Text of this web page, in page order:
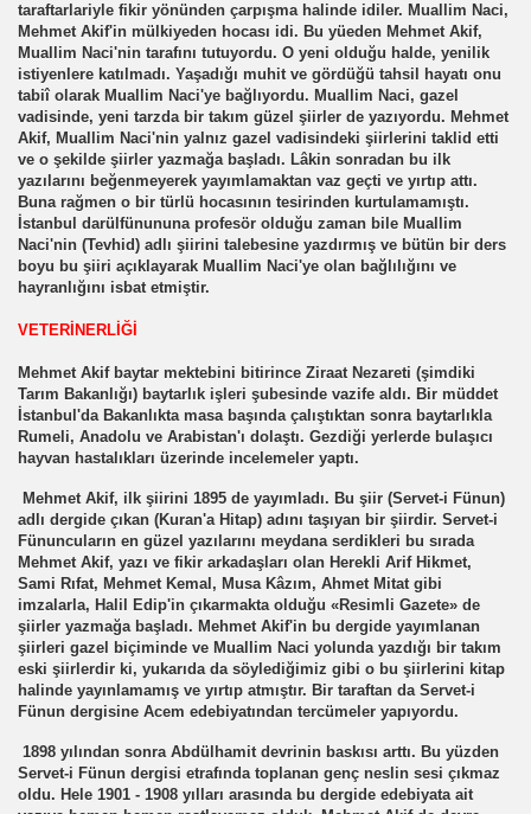
taraftarlariyle fikir yönünden çarpışma halinde idiler. Muallim Naci,
Mehmet Akif'in mülkiyeden hocası idi. Bu yüeden Mehmet Akif,
Muallim Naci'nin tarafını tutuyordu. O yeni olduğu halde, yenilik
istiyenlere katılmadı. Yaşadığı muhit ve gördüğü tahsil hayatı onu
tabiî olarak Muallim Naci'ye bağlıyordu. Muallim Naci, gazel
vadisinde, yeni tarzda bir takım güzel şiirler de yazıyordu. Mehmet
Akif, Muallim Naci'nin yalnız gazel vadisindeki şiirlerini taklid etti
ve o şekilde şiirler yazmağa başladı. Lâkin sonradan bu ilk
yazılarını beğenmeyerek yayımlamaktan vaz geçti ve yırtıp attı.
Buna rağmen o bir türlü hocasının tesirinden kurtulamamıştı.
İstanbul darülfünununa profesör olduğu zaman bile Muallim
Naci'nin (Tevhid) adlı şiirini talebesine yazdırmış ve bütün bir ders
boyu bu şiiri açıklayarak Muallim Naci'ye olan bağlılığını ve
hayranlığını isbat etmiştir.
VETERİNERLİĞİ
Mehmet Akif baytar mektebini bitirince Ziraat Nezareti (şimdiki
Tarım Bakanlığı) baytarlık işleri şubesinde vazife aldı. Bir müddet
İstanbul'da Bakanlıkta masa başında çalıştıktan sonra baytarlıkla
Rumeli, Anadolu ve Arabistan'ı dolaştı. Gezdiği yerlerde bulaşıcı
hayvan hastalıkları üzerinde incelemeler yaptı.
Mehmet Akif, ilk şiirini 1895 de yayımladı. Bu şiir (Servet-i Fünun)
adlı dergide çıkan (Kuran'a Hitap) adını taşıyan bir şiirdir. Servet-i
Fünuncuların en güzel yazılarını meydana serdikleri bu sırada
Mehmet Akif, yazı ve fikir arkadaşları olan Herekli Arif Hikmet,
Sami Rıfat, Mehmet Kemal, Musa Kâzım, Ahmet Mitat gibi
imzalarla, Halil Edip'in çıkarmakta olduğu «Resimli Gazete» de
şiirler yazmağa başladı. Mehmet Akif'in bu dergide yayımlanan
şiirleri gazel biçiminde ve Muallim Naci yolunda yazdığı bir takım
eski şiirlerdir ki, yukarıda da söylediğimiz gibi o bu şiirlerini kitap
halinde yayınlamamış ve yırtıp atmıştır. Bir taraftan da Servet-i
Fünun dergisine Acem edebiyatından tercümeler yapıyordu.
1898 yılından sonra Abdülhamit devrinin baskısı arttı. Bu yüzden
Servet-i Fünun dergisi etrafında toplanan genç neslin sesi çıkmaz
oldu. Hele 1901 - 1908 yılları arasında bu dergide edebiyata ait